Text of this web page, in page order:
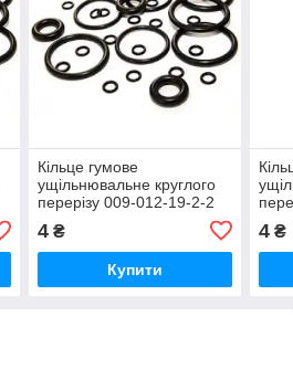
Кільце гумове
ущільнювальне круглого
перерізу 009-012-19-2-2
4₴
Купити
4 ₴